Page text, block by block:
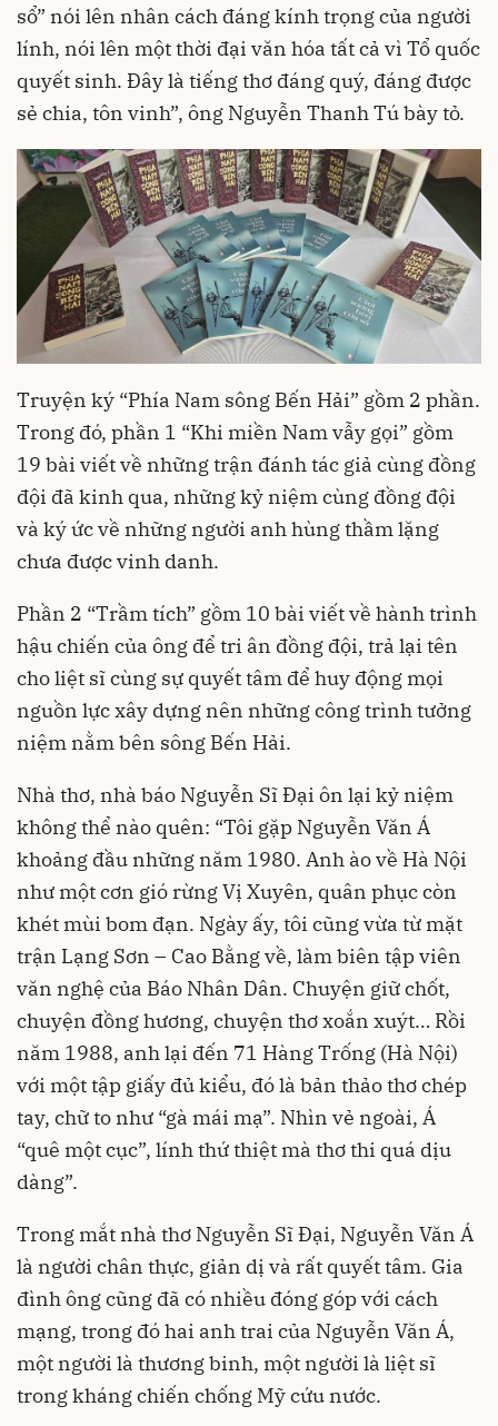
sổ” nói lên nhân cách đáng kính trọng của người
lính, nói lên một thời đại văn hóa tất cả vì Tổ quốc
quyết sinh. Đây là tiếng thơ đáng quý, đáng được
sẻ chia, tôn vinh”, ông Nguyễn Thanh Tú bày tỏ.
Truyện ký “Phía Nam sông Bến Hải” gồm 2 phần.
Trong đó, phần 1 “Khi miền Nam vẫy gọi” gồm
19 bài viết về những trận đánh tác giả cùng đồng
đội đã kinh qua, những kỷ niệm cùng đồng đội
và ký ức về những người anh hùng thầm lặng
chưa được vinh danh.
Phần 2 “Trầm tích” gồm 10 bài viết về hành trình
hậu chiến của ông để tri ân đồng đội, trả lại tên
cho liệt sĩ cùng sự quyết tâm để huy động mọi
nguồn lực xây dựng nên những công trình tưởng
niệm nằm bên sông Bến Hải.
Nhà thơ, nhà báo Nguyễn Sĩ Đại ôn lại kỷ niệm
không thể nào quên: “Tôi gặp Nguyễn Văn Á
khoảng đầu những năm 1980. Anh ào về Hà Nội
như một cơn gió rừng Vị Xuyên, quân phục còn
khét mùi bom đạn. Ngày ấy, tôi cũng vừa từ mặt
trận Lạng Sơn – Cao Bằng về, làm biên tập viên
văn nghệ của Báo Nhân Dân. Chuyện giữ chốt,
chuyện đồng hương, chuyện thơ xoắn xuýt… Rồi
năm 1988, anh lại đến 71 Hàng Trống (Hà Nội)
với một tập giấy đủ kiểu, đó là bản thảo thơ chép
tay, chữ to như “gà mái mạ”. Nhìn vẻ ngoài, Á
“quê một cục”, lính thứ thiệt mà thơ thi quá dịu
dàng”.
Trong mắt nhà thơ Nguyễn Sĩ Đại, Nguyễn Văn Á
là người chân thực, giản dị và rất quyết tâm. Gia
đình ông cũng đã có nhiều đóng góp với cách
mạng, trong đó hai anh trai của Nguyễn Văn Á,
một người là thương binh, một người là liệt sĩ
trong kháng chiến chống Mỹ cứu nước.